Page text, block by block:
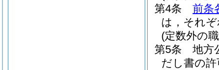
第4条
前条
は，それ
(定数外の
第5条
地方
だし書の